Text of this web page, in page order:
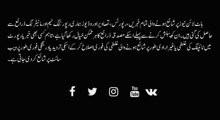
ہاٹ لائن نیوز پر شائع ہونے والی تمام خبریں، رپورٹس، تصاویر اور وڈیوز ہماری رپورٹنگ ٹیم اور مانیٹرنگ ذرائع سے
حاصل کی گئی ہیں۔ ان کو پبلش کرنے سے پہلے اسکے مصدقہ ذرائع کا ہرممکن خیال رکھا گیا ہے، تاہم کسی بھی خبر یا رپورٹ
میں ٹائپنگ کی غلطی یا غیرارادی طور پر شائع ہونے والی غلطی کی فوری اصلاح کرکے اسکی تردید یا درستگی فوری طور پر ویب
سائٹ پر شائع کردی جاتی ہے۔